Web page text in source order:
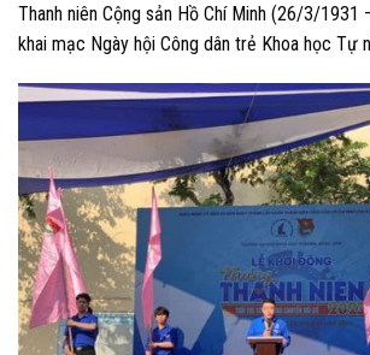
Thanh niên Cộng sản Hồ Chí Minh (26/3/
khai mạc Ngày hội Công dân trẻ Khoa học Tự